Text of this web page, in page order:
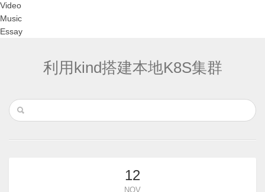
Video
Music
Essay
利用kind搭建本地K8S集群
12
NOV